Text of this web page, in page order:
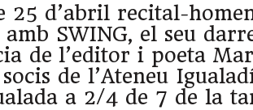
25 d’abril recital-
SWING, el seu
de l’editor i poeta
de l’Ateneu
a 2/4 de 7 de la